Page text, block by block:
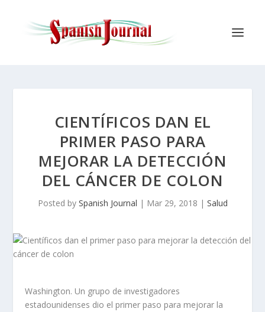
CIENTÍFICOS DAN EL
PRIMER PASO PARA
MEJORAR LA DETECCIÓN
DEL CÁNCER DE COLON
Posted by Spanish Journal | Mar 29, 2018 | Salud
Washington. Un grupo de investigadores
estadounidenses dio el primer paso para mejorar la